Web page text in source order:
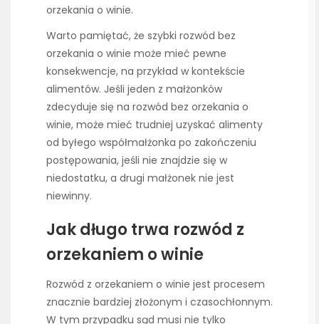
orzekania o winie.
Warto pamiętać, że szybki rozwód bez
orzekania o winie może mieć pewne
konsekwencje, na przykład w kontekście
alimentów. Jeśli jeden z małżonków
zdecyduje się na rozwód bez orzekania o
winie, może mieć trudniej uzyskać alimenty
od byłego współmałżonka po zakończeniu
postępowania, jeśli nie znajdzie się w
niedostatku, a drugi małżonek nie jest
niewinny.
Jak długo trwa rozwód z
orzekaniem o winie
Rozwód z orzekaniem o winie jest procesem
znacznie bardziej złożonym i czasochłonnym.
W tym przypadku sąd musi nie tylko